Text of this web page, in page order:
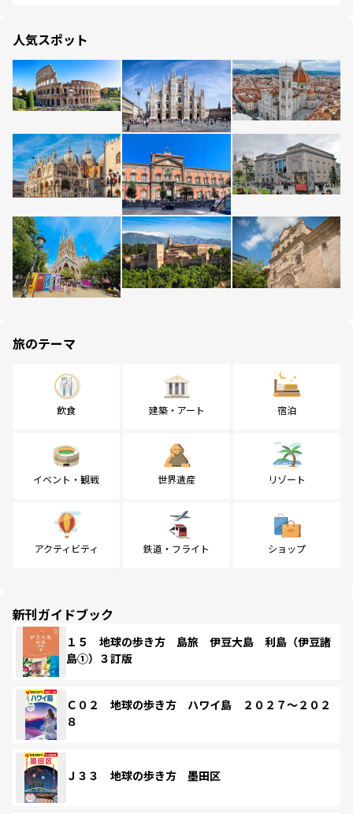
人気スポット
旅のテーマ
飲食 建築・アート 宿泊
イベント・観戦 世界遺産 リゾート
アクティビティ 鉄道・フライト ショップ
新刊ガイドブック
１５ 地球の歩き方 島旅 伊豆大島 利島（伊豆諸
島①）３訂版
Ｃ０２ 地球の歩き方 ハワイ島 ２０２７～２０２
８
Ｊ３３ 地球の歩き方 墨田区